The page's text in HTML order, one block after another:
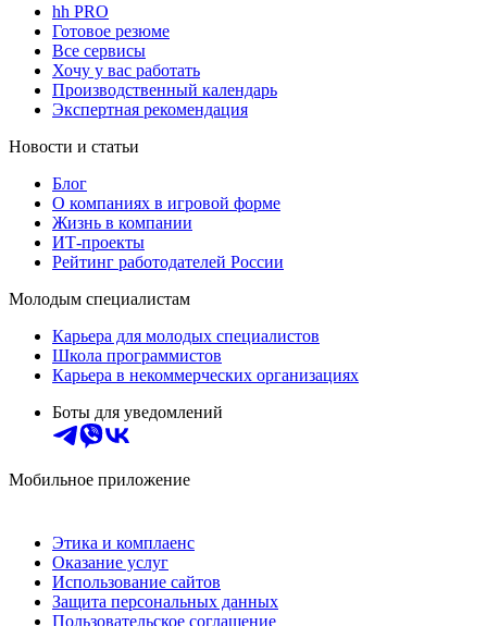
hh PRO
Готовое резюме
Все сервисы
Хочу у вас работать
Производственный календарь
Экспертная рекомендация
Новости и статьи
Блог
О компаниях в игровой форме
Жизнь в компании
ИТ-проекты
Рейтинг работодателей России
Молодым специалистам
Карьера для молодых специалистов
Школа программистов
Карьера в некоммерческих организациях
Боты для уведомлений
Мобильное приложение
Этика и комплаенс
Оказание услуг
Использование сайтов
Защита персональных данных
Пользовательское соглашение